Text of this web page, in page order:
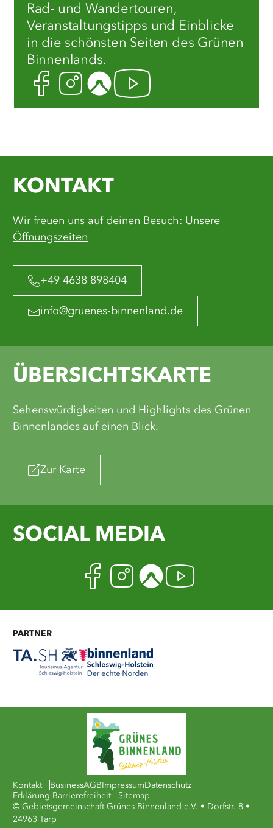
Rad- und Wandertouren,
Veranstaltungstipps und Einblicke
in die schönsten Seiten des Grünen
Binnenlands.
FacebookInstagram
KomootYoutube
KONTAKT
Wir freuen uns auf deinen Besuch: Unsere
Öffnungszeiten
+49 4638 898404
info@gruenes-binnenland.de
ÜBERSICHTSKARTE
Sehenswürdigkeiten und Highlights des Grünen
Binnenlandes auf einen Blick.
Zur Karte
SOCIAL MEDIA
Facebook
Instagram
Komoot
PARTNER
Kontakt BusinessAGB ImpressumDatenschutz
Erklärung Barrierefreiheit
Sitemap
© Gebietsgemeinschaft Grünes Binnenland e.V. • Dorfstr. 8 •
24963 Tarp